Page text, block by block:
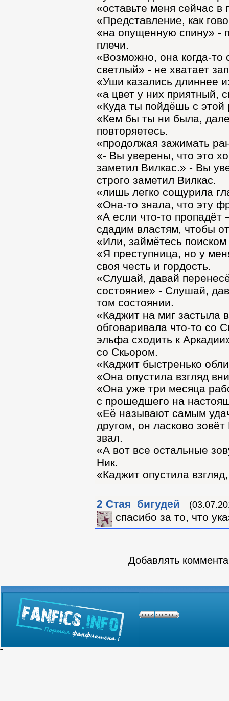
«оставьте меня сейчас в
«Представление, как
«на опущенную спину» -
плечи.
«Возможно, она когда-то
светлый» - не хватает
«Уши казались длиннее
«а цвет у них приятный,
«Куда ты пойдёшь с этой
«Кем бы ты ни была,
повторяетесь.
«продолжая зажимать
«- Вы уверены, что это
заметил Вилкас.» - Вы
строго заметил Вилкас.
«лишь легко сощурила
«Она-то знала, что эту
«А если что-то пропадёт
сдадим властям, чтобы
«Или, займётесь
«Я преступница, но у
своя честь и гордость.
«Слушай, давай
состояние» - Слушай,
том состоянии.
«Каджит на миг застыла
обговаривала что-то со
эльфа сходить к
со Скьором.
«Каджит быстренько
«Она опустила взгляд
«Она уже три месяца
с прошедшего на
«Её называют самым
другом, он ласково
звал.
«А вот все остальные
Ник.
«Каджит опустила
2 Стая_бигудей
спасибо за то, что
Добавлять